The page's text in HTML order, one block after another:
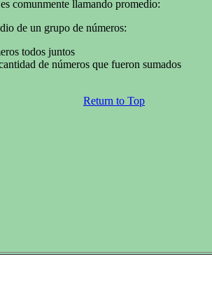
comunmente llamando promedio:
de un grupo de números:
todos juntos
de números que fueron sumados
Return to Top